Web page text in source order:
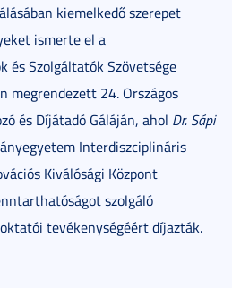
kiemelkedő szerepet
ismerte el a
és Szolgáltatók Szövetsége
megrendezett 24. Országos
és Díjátadó Gáláján, ahol Dr. Sápi
Interdiszciplináris
Kiválósági Központ
szolgáló
tevékenységéért díjazták.